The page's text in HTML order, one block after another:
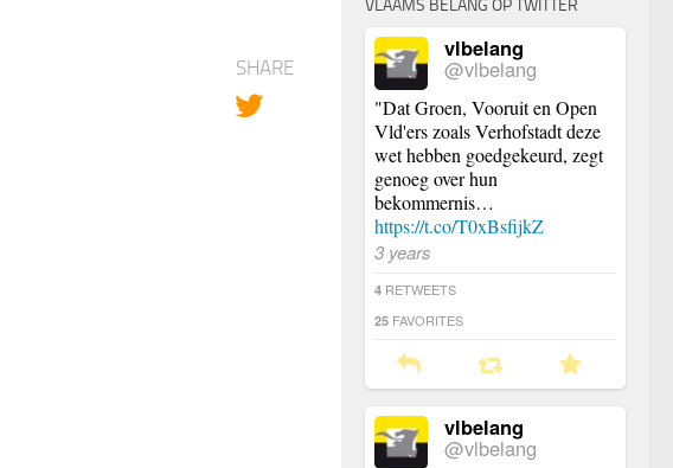
SHARE
VLAAMS BELANG OP TWITTER
vlbelang
@vlbelang
"Dat Groen, Vooruit en Open
Vld'ers zoals Verhofstadt deze
wet hebben goedgekeurd, zegt
genoeg over hun
bekommernis…
https://t.co/T0xBsfijkZ
3 years
4 RETWEETS
25 FAVORITES
vlbelang
@vlbelang